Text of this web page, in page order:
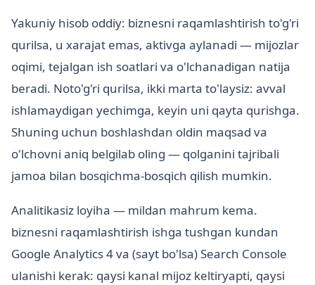
Yakuniy hisob oddiy: biznesni raqamlashtirish to'g'ri
qurilsa, u xarajat emas, aktivga aylanadi — mijozlar
oqimi, tejalgan ish soatlari va o'lchanadigan natija
beradi. Noto'g'ri qurilsa, ikki marta to'laysiz: avval
ishlamaydigan yechimga, keyin uni qayta qurishga.
Shuning uchun boshlashdan oldin maqsad va
o'lchovni aniq belgilab oling — qolganini tajribali
jamoa bilan bosqichma-bosqich qilish mumkin.
Analitikasiz loyiha — mildan mahrum kema.
biznesni raqamlashtirish ishga tushgan kundan
Google Analytics 4 va (sayt bo'lsa) Search Console
ulanishi kerak: qaysi kanal mijoz keltiryapti, qaysi